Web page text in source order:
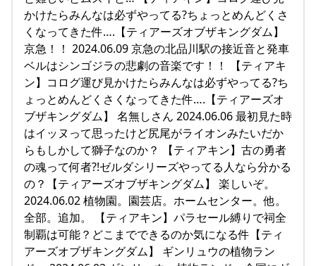
かけたらみんなは必ずやってる?ちょっとめんどくさ
くなってきた件….【ティアーズオブザキングダム】
京急！！ 2024.06.09 京急の北品川駅の接近音と発車
ベルはシンゴジラの悲劇の音楽です！！ 【ティアキ
ン】コログ運び見かけたらみんなは必ずやってる?ち
ょっとめんどくさくなってきた件….【ティアーズオ
ブザキングダム】 名無しさん 2024.06.06 最初見た時
はイッヌって思ったけど尻尾がライオンみたいだか
らもしかして獅子なのか？ 【ティアキン】古の勇者
の魂って何者?!ゼルダシリーズやってる人なら分かる
の？【ティアーズオブザキングダム】 楽しいぞ。
2024.06.02 植物園。園芸店。ホームセンター。他。
全部。追加。 【ティアキン】パラセール縛りで祠全
制覇は可能？どこまでできるのか気になる件【ティ
アーズオブザキングダム】 ギンリュウの植物ラン